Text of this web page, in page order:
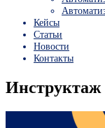
Кейсы
Статьи
Новости
Контакты
Инструктаж